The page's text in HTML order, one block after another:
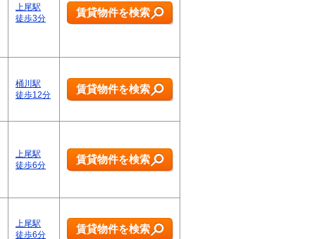
上尾駅
徒歩3分
賃貸物件を検索
桶川駅
徒歩12分
賃貸物件を検索
上尾駅
徒歩6分
賃貸物件を検索
上尾駅
徒歩6分
賃貸物件を検索